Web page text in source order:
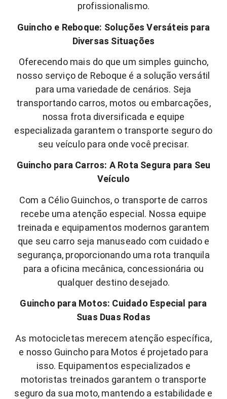
profissionalismo.
Guincho e Reboque: Soluções Versáteis para
Diversas Situações
Oferecendo mais do que um simples guincho,
nosso serviço de Reboque é a solução versátil
para uma variedade de cenários. Seja
transportando carros, motos ou embarcações,
nossa frota diversificada e equipe
especializada garantem o transporte seguro do
seu veículo para onde você precisar.
Guincho para Carros: A Rota Segura para Seu
Veículo
Com a Célio Guinchos, o transporte de carros
recebe uma atenção especial. Nossa equipe
treinada e equipamentos modernos garantem
que seu carro seja manuseado com cuidado e
segurança, proporcionando uma rota tranquila
para a oficina mecânica, concessionária ou
qualquer destino desejado.
Guincho para Motos: Cuidado Especial para
Suas Duas Rodas
As motocicletas merecem atenção específica,
e nosso Guincho para Motos é projetado para
isso. Equipamentos especializados e
motoristas treinados garantem o transporte
seguro da sua moto, mantendo a estabilidade e